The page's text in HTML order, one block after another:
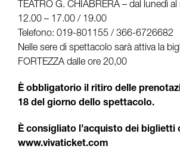
TEATRO G. CHIABRERA – dal lunedì
12.00 – 17.00 / 19.00
Telefono: 019-801155 / 366-6726682
Nelle sere di spettacolo sarà attiva la
FORTEZZA dalle ore 20,00
È obbligatorio il ritiro delle
18 del giorno dello spettacolo.
È consigliato l’acquisto dei biglietti
www.vivaticket.com